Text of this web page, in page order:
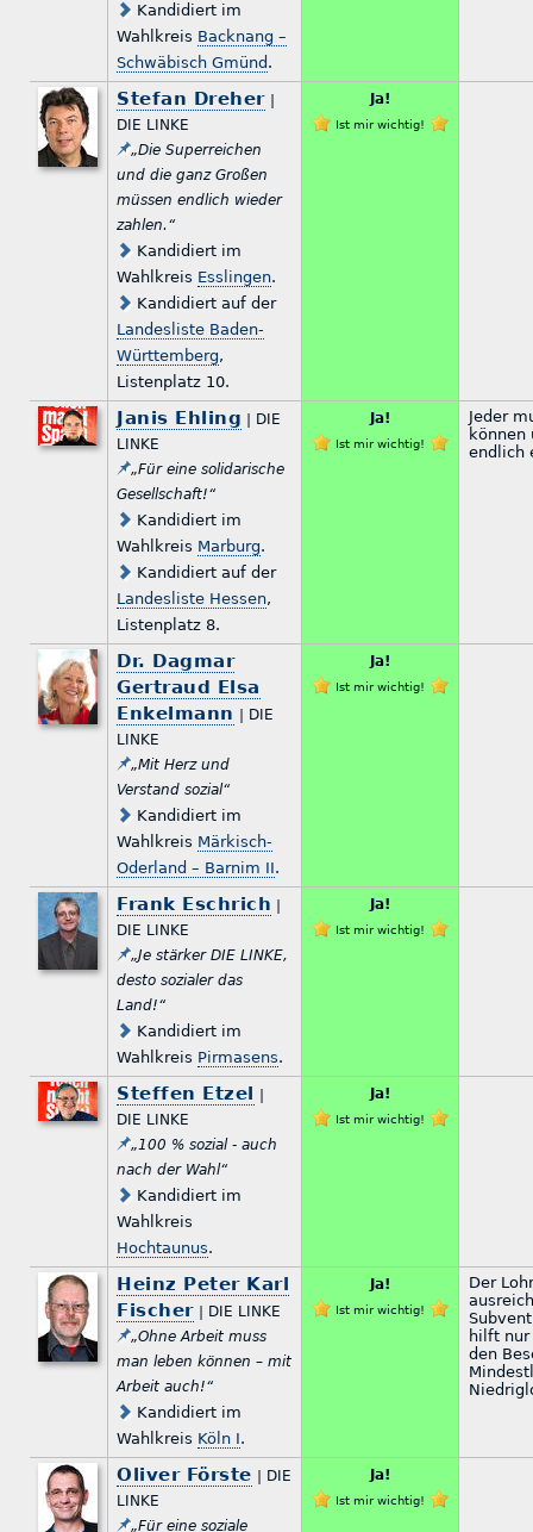
Kandidiert im
Wahlkreis Backnang –
Schwäbisch Gmünd .
Stefan Dreher|
DIE LINKE
„Die Superreichen
und die ganz Großen
müssen endlich wieder
zahlen.“
Kandidiert im
Wahlkreis Esslingen.
Kandidiert auf der
Landesliste Baden-
Württemberg,
Listenplatz 10.
Ja!
Ist mir wichtig!
Janis Ehling | DIE
LINKE
„Für eine solidarische
Gesellschaft!“
Kandidiert im
Wahlkreis Marburg.
Kandidiert auf der
Landesliste Hessen,
Listenplatz 8.
Ja!
Ist mir wichtig!
Jeder
können
endlich
Dr. Dagmar
Gertraud Elsa
Enkelmann
| DIE
LINKE
„Mit Herz und
Verstand sozial“
Kandidiert im
Wahlkreis Märkisch-
Oderland – Barnim II.
Ja!
Ist mir wichtig!
Frank Eschrich
DIE LINKE
„Je stärker DIE LINKE,
desto sozialer das
Land!“
Kandidiert im
Wahlkreis Pirmasens.
Ja!
Ist mir wichtig!
Steffen Etzel
DIE LINKE
„100 % sozial - auch
nach der Wahl“
Kandidiert im
Wahlkreis
Hochtaunus.
Ja!
Ist mir wichtig!
Heinz Peter Karl
Fischer| DIE LINKE
„Ohne Arbeit muss
man leben können – mit
Arbeit auch!“
Kandidiert im
Wahlkreis Köln I.
Ja!
Ist mir wichtig!
Der
hilft nur
den
Oliver Förste | DIE
LINKE
„Für eine soziale
Ja!
Ist mir wichtig!